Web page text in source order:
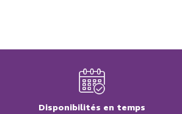
Disponibilités en temps